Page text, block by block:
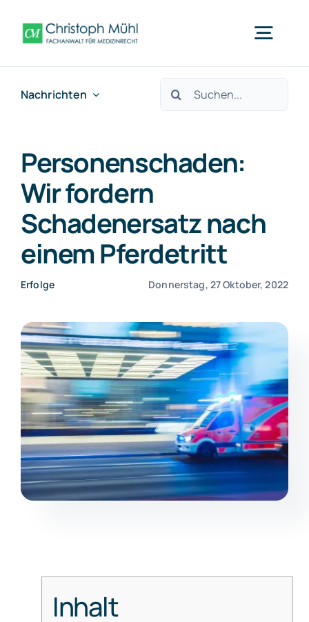
Inhalt
springen
Arzthaftung Mainz
Fachbereiche
Über uns
Kontakt
Nachrichten
Suche
nach:
Personenschaden:
Wir fordern
Schadenersatz nach
einem Pferdetritt
Erfolge Donnerstag, 27 Oktober, 2022
Inhalt